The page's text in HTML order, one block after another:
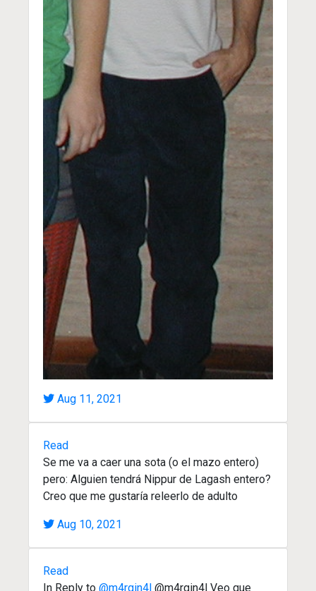
Aug 11, 2021
Read
Se me va a caer una sota (o el mazo entero)
pero: Alguien tendrá Nippur de Lagash entero?
Creo que me gustaría releerlo de adulto
Aug 10, 2021
Read
In Reply to @m4rgin4l @m4rgin4l Veo que